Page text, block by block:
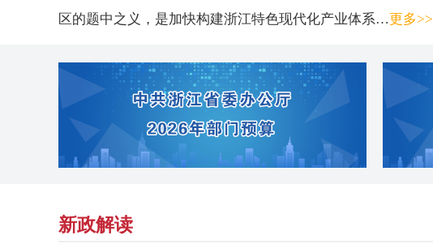
区的题中之义，是加快构建浙江特色现代化产业体系…更多>>
新政解读